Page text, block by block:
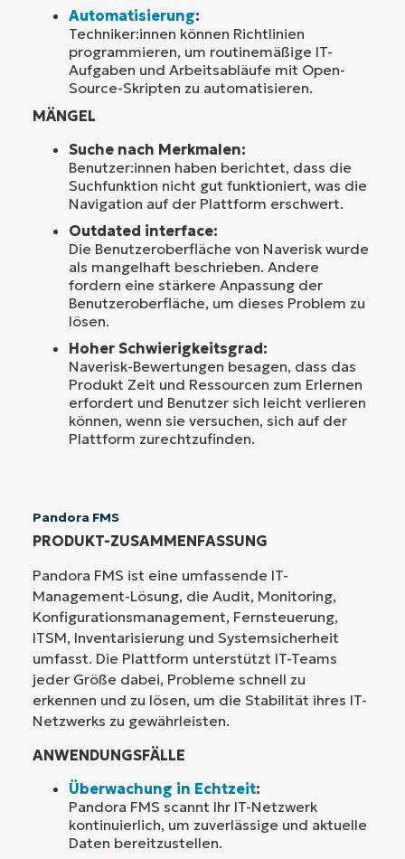
Automatisierung:
Techniker:innen können Richtlinien
programmieren, um routinemäßige IT-
Aufgaben und Arbeitsabläufe mit Open-
Source-Skripten zu automatisieren.
MÄNGEL
Suche nach Merkmalen:
Benutzer:innen haben berichtet, dass die
Suchfunktion nicht gut funktioniert, was die
Navigation auf der Plattform erschwert.
Outdated interface:
Die Benutzeroberfläche von Naverisk wurde
als mangelhaft beschrieben. Andere
fordern eine stärkere Anpassung der
Benutzeroberfläche, um dieses Problem zu
lösen.
Hoher Schwierigkeitsgrad:
Naverisk-Bewertungen besagen, dass das
Produkt Zeit und Ressourcen zum Erlernen
erfordert und Benutzer sich leicht verlieren
können, wenn sie versuchen, sich auf der
Plattform zurechtzufinden.
Pandora FMS
PRODUKT-ZUSAMMENFASSUNG
Pandora FMS ist eine umfassende IT-
Management-Lösung, die Audit, Monitoring,
Konfigurationsmanagement, Fernsteuerung,
ITSM, Inventarisierung und Systemsicherheit
umfasst. Die Plattform unterstützt IT-Teams
jeder Größe dabei, Probleme schnell zu
erkennen und zu lösen, um die Stabilität ihres IT-
Netzwerks zu gewährleisten.
ANWENDUNGSFÄLLE
Überwachung in Echtzeit:
Pandora FMS scannt Ihr IT-Netzwerk
kontinuierlich, um zuverlässige und aktuelle
Daten bereitzustellen.